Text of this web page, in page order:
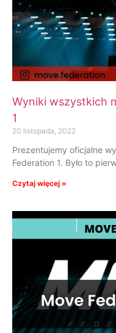
Wyniki wszystkich
1
20 listopada, 2022
Prezentujemy oficjalne
Federation 1. Było to
Czytaj więcej »